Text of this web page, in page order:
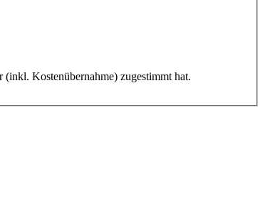
(inkl. Kostenübernahme) zugestimmt hat.